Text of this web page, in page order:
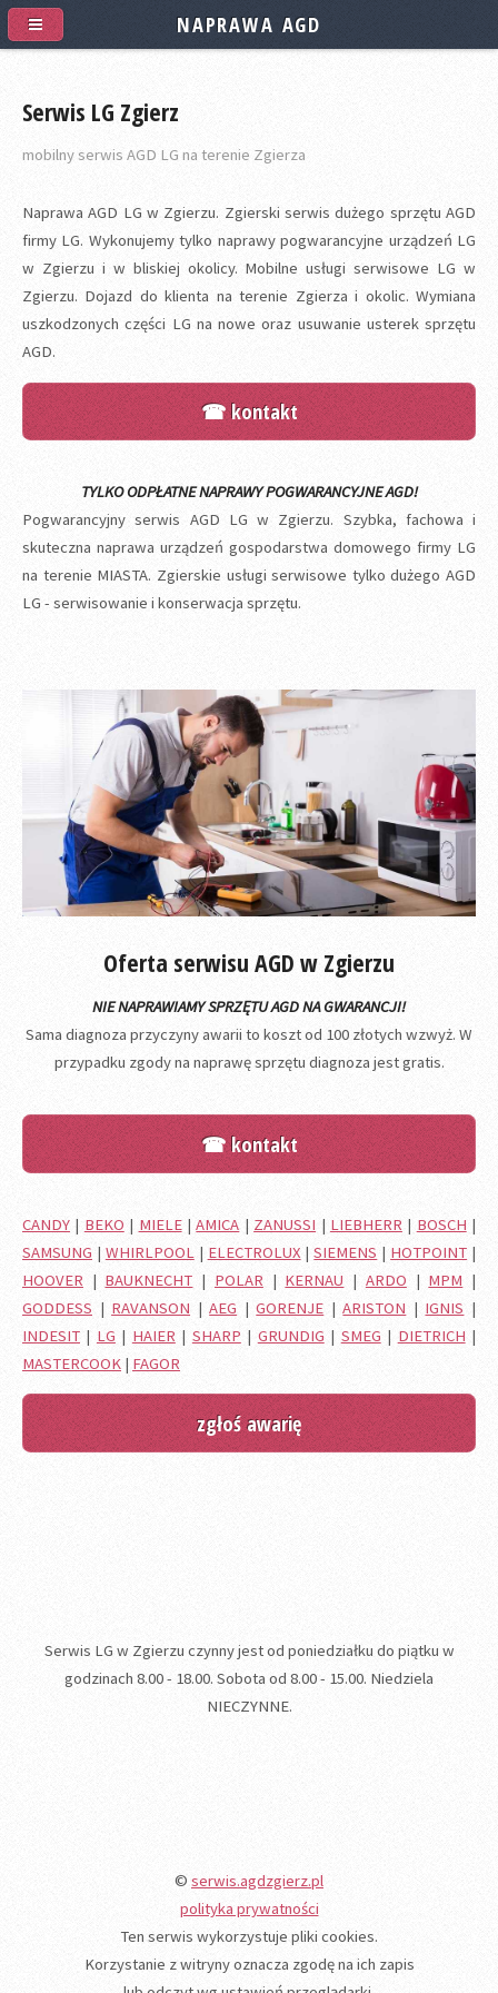
Serwis LG Zgierz
mobilny serwis AGD LG na terenie Zgierza
Naprawa AGD LG w Zgierzu. Zgierski serwis dużego sprzętu AGD
firmy LG. Wykonujemy tylko naprawy pogwarancyjne urządzeń LG
w Zgierzu i w bliskiej okolicy. Mobilne usługi serwisowe LG w
Zgierzu. Dojazd do klienta na terenie Zgierza i okolic. Wymiana
uszkodzonych części LG na nowe oraz usuwanie usterek sprzętu
AGD.
☎ kontakt
TYLKO ODPŁATNE NAPRAWY POGWARANCYJNE AGD!
Pogwarancyjny serwis AGD LG w Zgierzu. Szybka, fachowa i
skuteczna naprawa urządzeń gospodarstwa domowego firmy LG
na terenie MIASTA. Zgierskie usługi serwisowe tylko dużego AGD
LG - serwisowanie i konserwacja sprzętu.
Oferta serwisu AGD w Zgierzu
NIE NAPRAWIAMY SPRZĘTU AGD NA GWARANCJI!
Sama diagnoza przyczyny awarii to koszt od 100 złotych wzwyż. W
przypadku zgody na naprawę sprzętu diagnoza jest gratis.
☎ kontakt
CANDY | BEKO | MIELE|AMICA | ZANUSSI | LIEBHERR | BOSCH |
SAMSUNG | WHIRLPOOL| ELECTROLUX |SIEMENS | HOTPOINT |
HOOVER | BAUKNECHT | POLAR | KERNAU | ARDO | MPM |
GODDESS | RAVANSON |AEG |GORENJE |ARISTON | IGNIS |
INDESIT | LG | HAIER | SHARP | GRUNDIG | SMEG | DIETRICH |
MASTERCOOK | FAGOR
zgłoś awarię
Serwis LG w Zgierzu czynny jest od poniedziałku do piątku w
godzinach 8.00 - 18.00. Sobota od 8.00 - 15.00. Niedziela
NIECZYNNE.
© serwis.agdzgierz.pl
polityka prywatności
Ten serwis wykorzystuje pliki cookies.
Korzystanie z witryny oznacza zgodę na ich zapis
NAPRAWA AGD